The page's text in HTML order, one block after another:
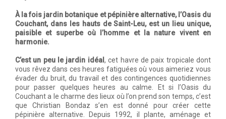
À la fois jardin botanique et pépinière alternative, l’Oasis du
Couchant, dans les hauts de Saint-Leu, est un lieu unique,
paisible et superbe où l’homme et la nature vivent en
harmonie.
C’est un peu le jardin idéal , cet havre de paix tropicale dont
vous rêvez dans ces heures fatiguées où vous aimeriez vous
évader du bruit, du travail et des contingences quotidiennes
pour passer quelques heures au calme. Et si l’Oasis du
Couchant a le charme des lieux où l’on prend son temps, c’est
que Christian Bondaz s’en est donné pour créer cette
pépinière alternative. Depuis 1992, il plante, aménage et